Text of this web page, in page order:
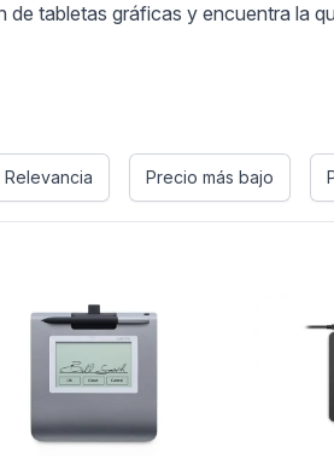
tabletas gráficas y encuentra la
Relevancia Precio más bajo